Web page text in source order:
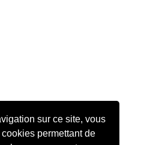
sur ce site, vous
permettant de